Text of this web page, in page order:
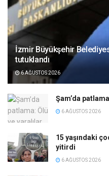
İzmir Büyükşehir
tutuklandı
6 AĞUSTOS 2026
Şam’da
6 AĞUSTOS 2026
15 yaşındaki
yitirdi
6 AĞUSTOS 2026